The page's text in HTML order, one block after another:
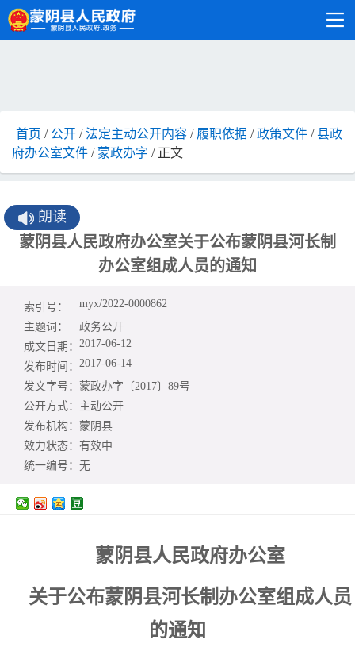
首页 / 公开 /法定主动公开内容 / 履职依据 /政策文件 / 县政
府办公室文件 / 蒙政办字 / 正文
朗读
蒙阴县人民政府办公室关于公布蒙阴县河长制
办公室组成人员的通知
索引号：
myx/2022-0000862
主题词：
政务公开
成文日期： 2017-06-12
发布时间： 2017-06-14
发文字号： 蒙政办字〔2017〕89号
公开方式： 主动公开
发布机构： 蒙阴县
效力状态： 有效中
统一编号： 无
蒙阴县人民政府办公室
关于公布蒙阴县河长制办公室组成人员
的通知